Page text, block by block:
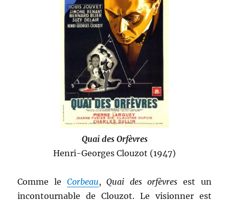
Quai des Orfèvres
Henri-Georges Clouzot (1947)
Comme le Corbeau,Quai des orfèvres est un
incontournable de Clouzot. Le visionner est